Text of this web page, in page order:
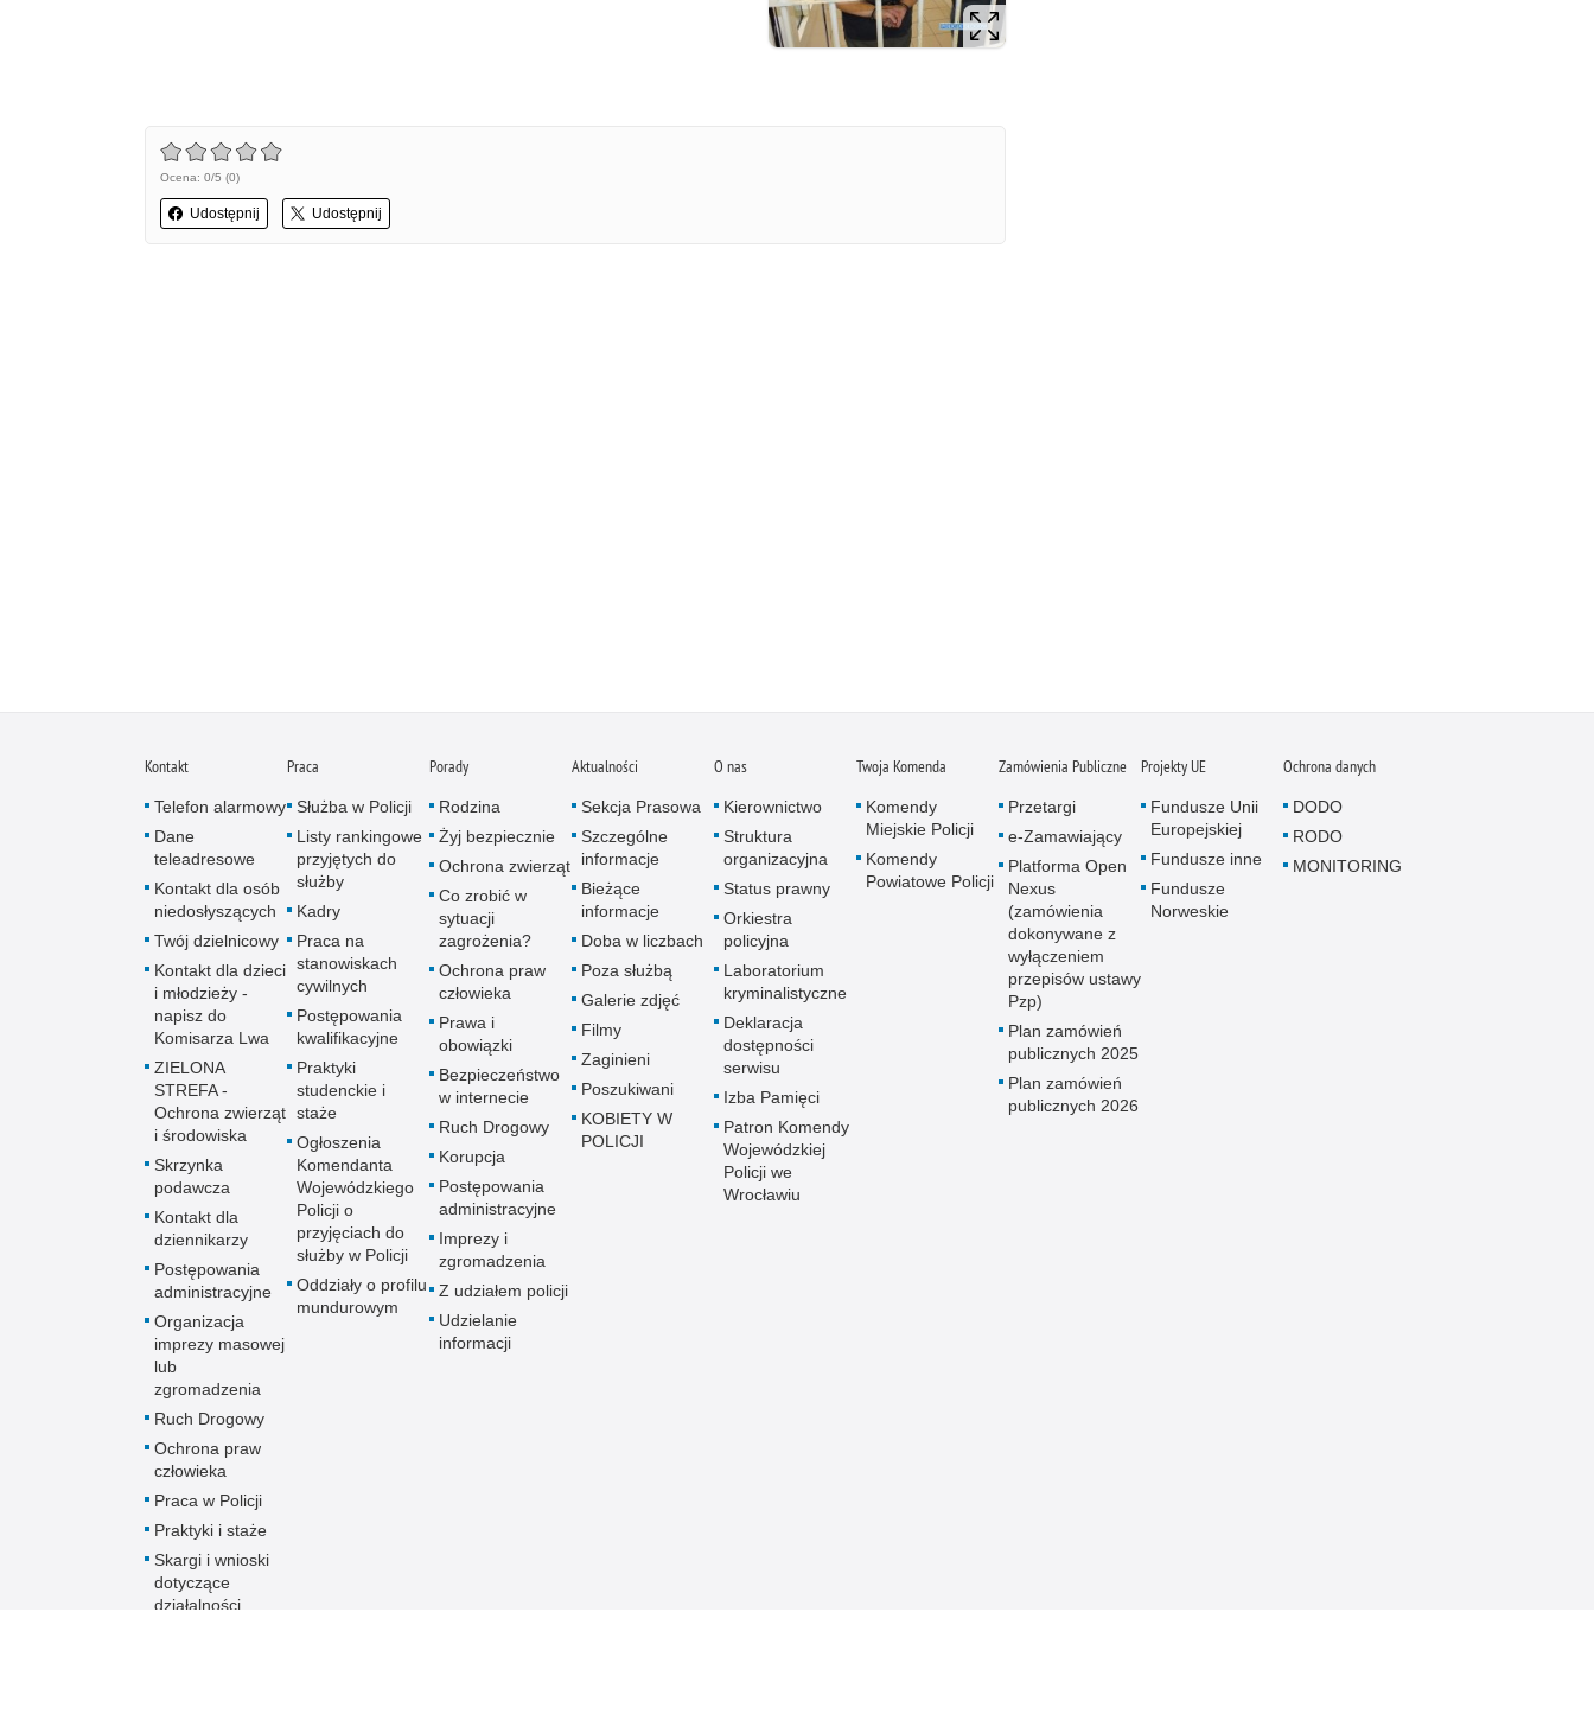
Ocena: 0/5 (0)
Udostępnij Udostępnij
Kontakt
Telefon alarmowy
Dane
teleadresowe
Kontakt dla osób
niedosłyszących
Twój dzielnicowy
Kontakt dla dzieci
i młodzieży -
napisz do
Komisarza Lwa
ZIELONA
STREFA -
Ochrona zwierząt
i środowiska
Skrzynka
podawcza
Kontakt dla
dziennikarzy
Postępowania
administracyjne
Organizacja
imprezy masowej
lub
zgromadzenia
Ruch Drogowy
Ochrona praw
człowieka
Praca w Policji
Praktyki i staże
Skargi i wnioski
dotyczące
działalności
Praca
Służba w Policji
Listy rankingowe
przyjętych do
służby
Kadry
Praca na
stanowiskach
cywilnych
Postępowania
kwalifikacyjne
Praktyki
studenckie i
staże
Ogłoszenia
Komendanta
Wojewódzkiego
Policji o
przyjęciach do
służby w Policji
Oddziały o profilu
mundurowym
Porady
Rodzina
Żyj bezpiecznie
Ochrona zwierząt
Co zrobić w
sytuacji
zagrożenia?
Ochrona praw
człowieka
Prawa i
obowiązki
Bezpieczeństwo
w internecie
Ruch Drogowy
Korupcja
Postępowania
administracyjne
Imprezy i
zgromadzenia
Z udziałem policji
Udzielanie
informacji
Aktualności
Sekcja Prasowa
Szczególne
informacje
Bieżące
informacje
Doba w liczbach
Poza służbą
Galerie zdjęć
Filmy
Zaginieni
Poszukiwani
KOBIETY W
POLICJI
O nas
Kierownictwo
Struktura
organizacyjna
Status prawny
Orkiestra
policyjna
Laboratorium
kryminalistyczne
Deklaracja
dostępności
serwisu
Izba Pamięci
Patron Komendy
Wojewódzkiej
Policji we
Wrocławiu
Twoja Komenda
Komendy
Miejskie Policji
Komendy
Powiatowe Policji
Zamówienia Publiczne
Przetargi
e-Zamawiający
Platforma Open
Nexus
(zamówienia
dokonywane z
wyłączeniem
przepisów ustawy
Pzp)
Plan zamówień
publicznych 2025
Plan zamówień
publicznych 2026
Projekty UE
Fundusze Unii
Europejskiej
Fundusze inne
Fundusze
Norweskie
Ochrona danych
DODO
RODO
MONITORING